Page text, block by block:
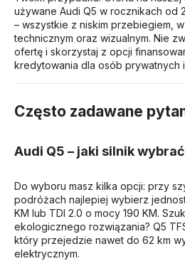
używane Audi Q5 w rocznikach od
– wszystkie z niskim przebiegiem,
technicznym oraz wizualnym. Nie
ofertę i skorzystaj z opcji
kredytowania dla osób prywatnych i
Często zadawane
Audi Q5 – jaki silnik
Do wyboru masz kilka opcji: przy
podróżach najlepiej wybierz
KM lub TDI 2.0 o mocy 190 KM.
ekologicznego rozwiązania? Q5
który przejedzie nawet do 62 km
elektrycznym.